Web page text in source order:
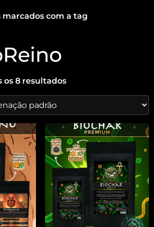
com a tag
os 8 resultados